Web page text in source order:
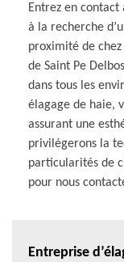
Entrez en contact
à la recherche
proximité de
de Saint Pe
dans tous les
élagage de haie,
assurant une
privilégerons la
particularités de
pour nous
Entreprise